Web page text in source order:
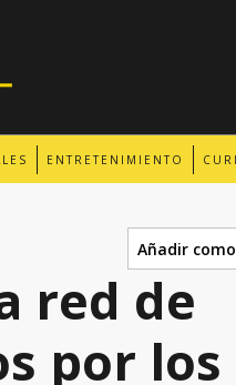
ENTRETENIMIENTO
Añadir
red de
por los